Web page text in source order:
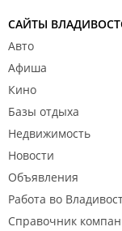
САЙТЫ
Авто
Афиша
Кино
Базы отдыха
Недвижимость
Новости
Объявления
Работа во
Справочник